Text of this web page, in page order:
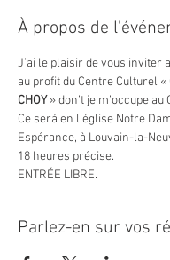
À propos de
J’ai le plaisir de vous inviter
au profit du Centre Culturel «
CHOY » don’t je m’occupe au
Ce será en l’église Notre
Espérance, à Louvain-la-
18 heures précise.
ENTRÉE LIBRE.
Parlez-en sur vos